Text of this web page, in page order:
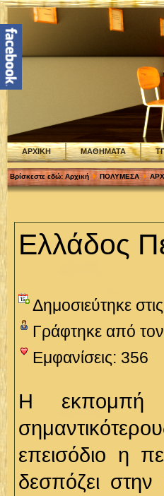
ΑΡΧΙΚΗ ΜΑΘΗΜΑΤΑ
Βρίσκεστε εδώ: Αρχική ΠΟΛΥΜΕΣΑ
Ελλάδος
Δημοσιεύτηκε
Γράφτηκε από
Εμφανίσεις: 356
Η εκπομπή
επεισόδιο η
δεσπόζει